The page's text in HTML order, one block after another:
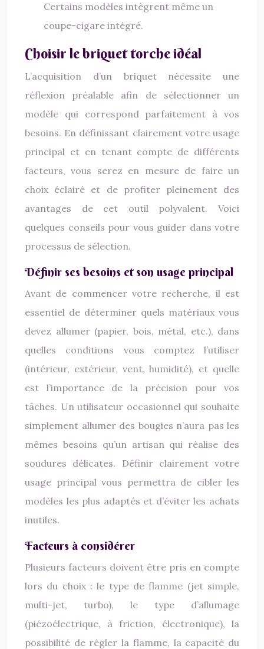
Certains modèles intègrent même un
coupe-cigare intégré.
Choisir le briquet torche idéal
L’acquisition d’un briquet nécessite une
réflexion préalable afin de sélectionner un
modèle qui correspond parfaitement à vos
besoins. En définissant clairement votre usage
principal et en tenant compte de différents
facteurs, vous serez en mesure de faire un
choix éclairé et de profiter pleinement des
avantages de cet outil polyvalent. Voici
quelques conseils pour vous guider dans votre
processus de sélection.
Définir ses besoins et son usage principal
Avant de commencer votre recherche, il est
essentiel de déterminer quels matériaux vous
devez allumer (papier, bois, métal, etc.), dans
quelles conditions vous comptez l’utiliser
(intérieur, extérieur, vent, humidité), et quelle
est l’importance de la précision pour vos
tâches. Un utilisateur occasionnel qui souhaite
simplement allumer des bougies n’aura pas les
mêmes besoins qu’un artisan qui réalise des
soudures délicates. Définir clairement votre
usage principal vous permettra de cibler les
modèles les plus adaptés et d’éviter les achats
inutiles.
Facteurs à considérer
Plusieurs facteurs doivent être pris en compte
lors du choix : le type de flamme (jet simple,
multi-jet, turbo), le type d’allumage
(piézoélectrique, à friction, électronique), la
possibilité de régler la flamme, la capacité du